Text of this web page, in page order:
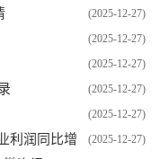
(2025-12-27)
(2025-12-27)
(2025-12-27)
(2025-12-27)
(2025-12-27)
(2025-12-27)
利润同比增